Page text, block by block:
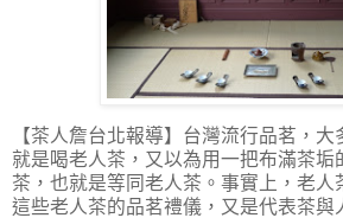
【茶人詹台北報導】 台灣流行品茗，大
就是喝老人茶，又以為用一把布滿茶垢
茶，也就是等同老人茶。事實上，老人
這些老人茶的品茗禮儀，又是代表茶與